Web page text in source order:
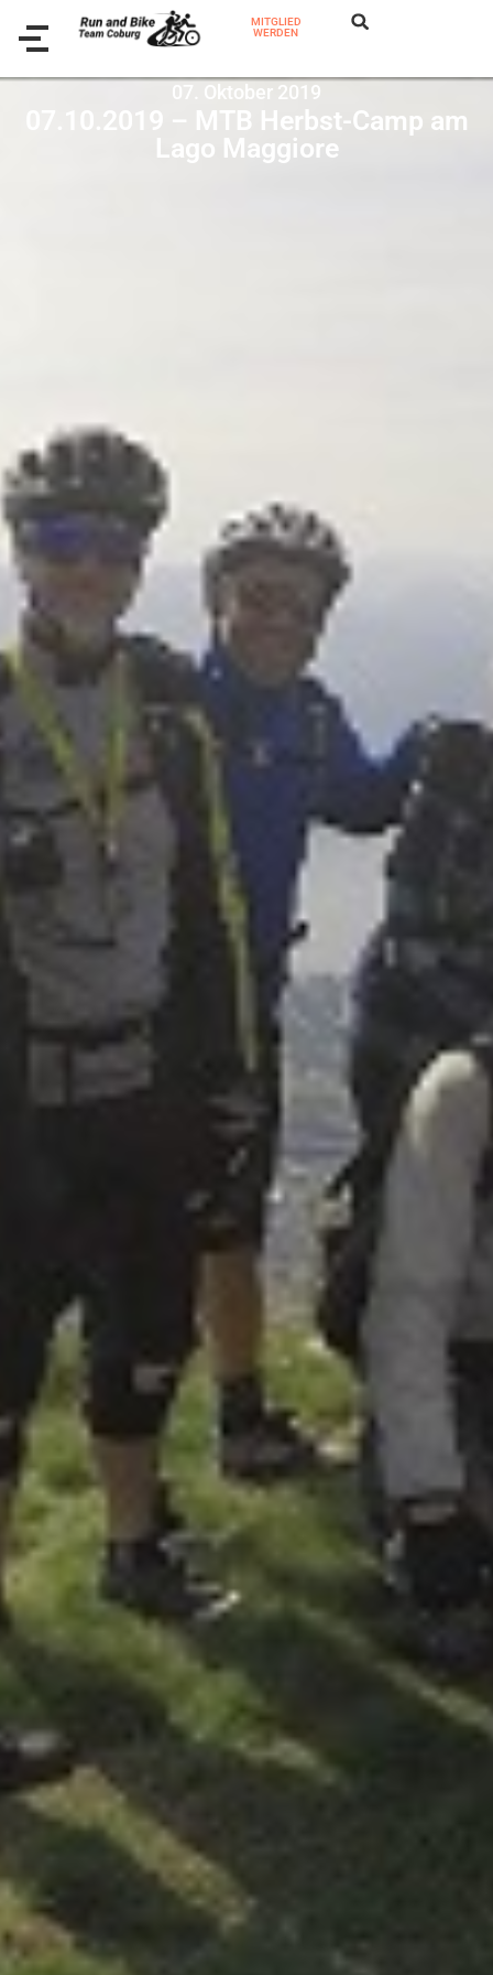
MITGLIED
WERDEN
07. Oktober 2019
07.10.2019 – MTB Herbst-Camp am
Lago Maggiore